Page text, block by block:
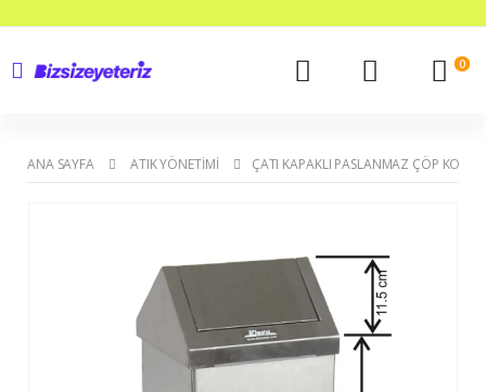
0
ANA SAYFA ATIK YÖNETIMI ÇATI KAPAKLI PASLANMAZ ÇÖP